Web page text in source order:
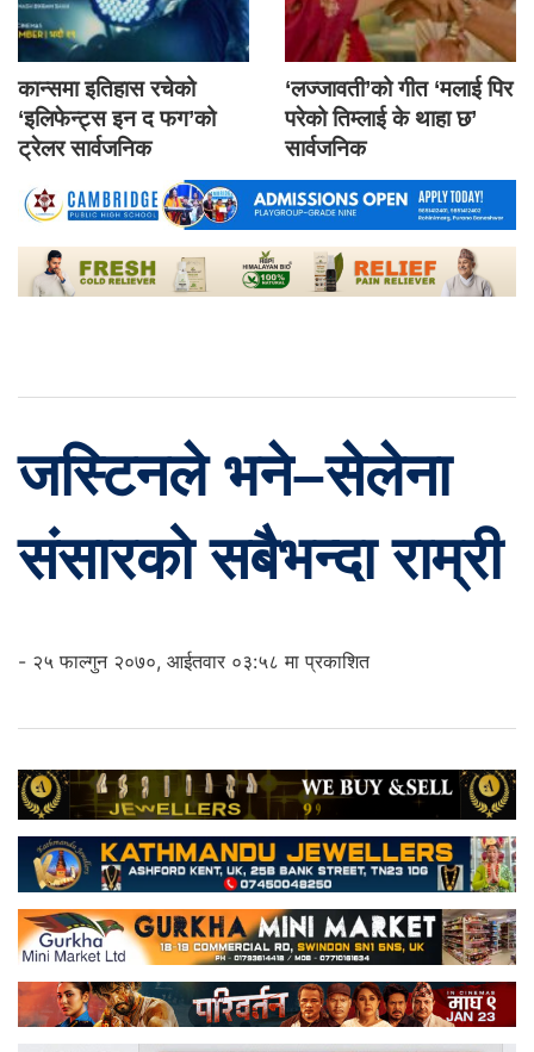
कान्समा इतिहास रचेको
‘इलिफेन्ट्स इन द फग’को
ट्रेलर सार्वजनिक
‘लज्जावती’को गीत ‘मलाई पिर
परेको तिम्लाई के थाहा छ’
सार्वजनिक
जस्टिनले भने–सेलेना
संसारको सबैभन्दा राम्री
- २५ फाल्गुन २०७०, आईतवार ०३:५८ मा प्रकाशित